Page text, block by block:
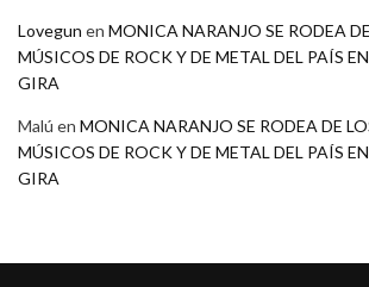
Lovegun en MONICA NARANJO SE RODEA
MÚSICOS DE ROCK Y DE METAL DEL PAÍS
GIRA
Malú en MONICA NARANJO SE RODEA DE
MÚSICOS DE ROCK Y DE METAL DEL PAÍS
GIRA